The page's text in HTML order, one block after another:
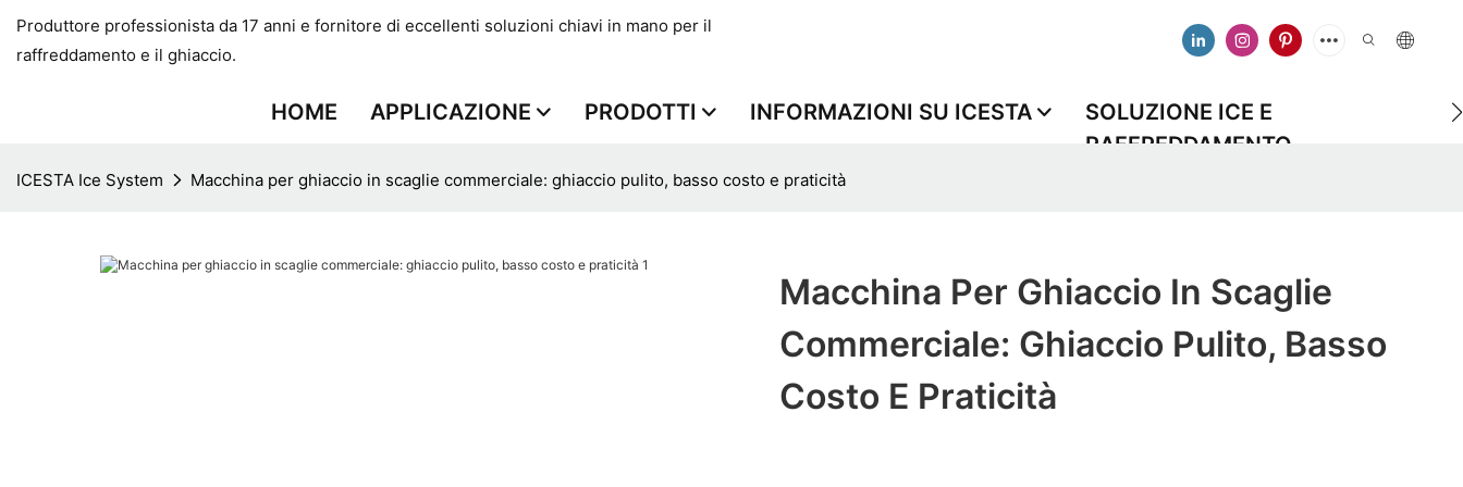
Produttore professionista da 17 anni e fornitore di eccellenti soluzioni chiavi in ​​mano per il
raffreddamento e il ghiaccio.
HOME APPLICAZIONE PRODOTTI INFORMAZIONI SU ICESTA
SOLUZIONE ICE E
RAFFREDDAMENTO
ICESTA Ice System Macchina per ghiaccio in scaglie commerciale: ghiaccio pulito, basso costo e praticità
Macchina Per Ghiaccio In Scaglie
Commerciale: Ghiaccio Pulito, Basso
Costo E Praticità